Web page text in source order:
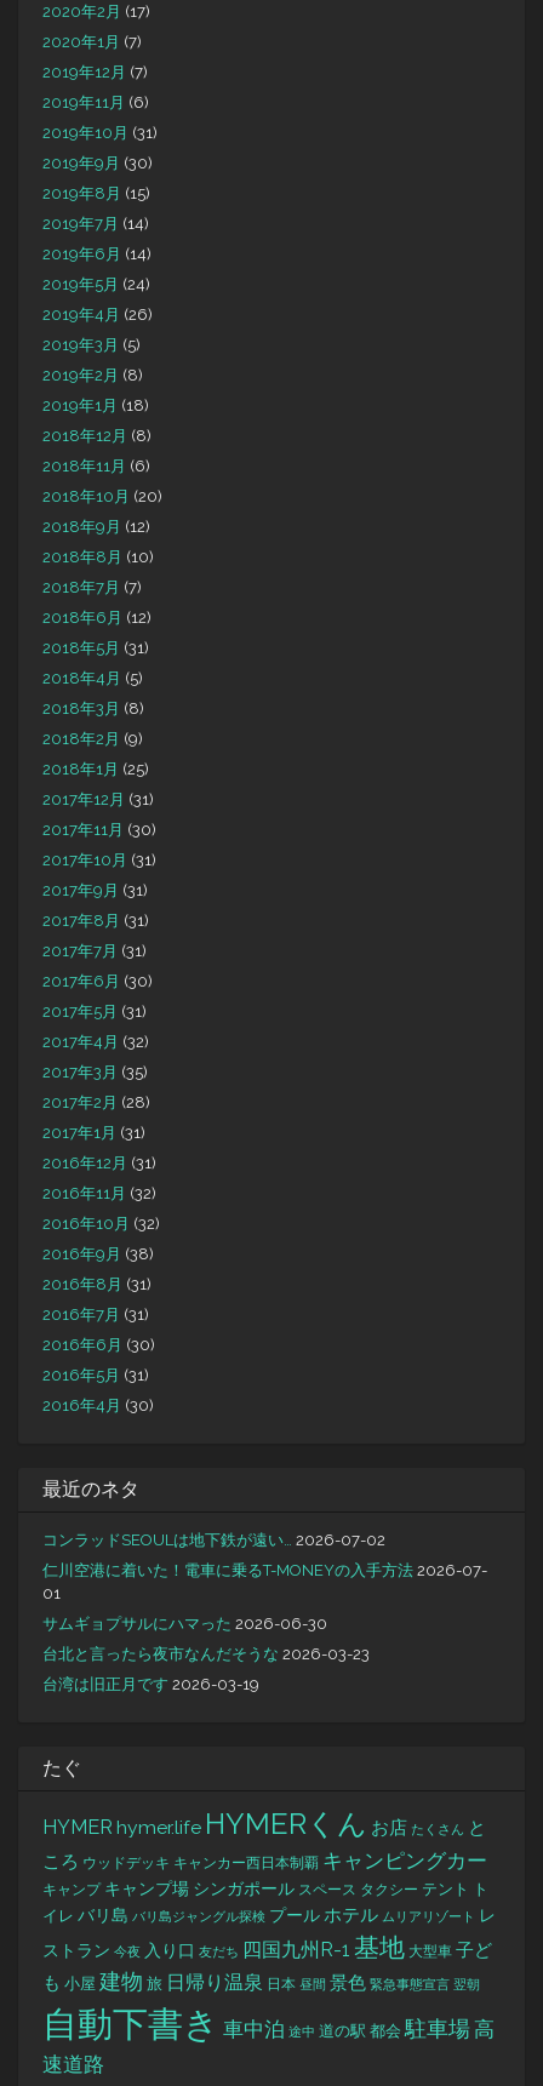
2020年2月 (17)
2020年1月 (7)
2019年12月 (7)
2019年11月 (6)
2019年10月 (31)
2019年9月 (30)
2019年8月 (15)
2019年7月 (14)
2019年6月 (14)
2019年5月 (24)
2019年4月 (26)
2019年3月 (5)
2019年2月 (8)
2019年1月 (18)
2018年12月 (8)
2018年11月 (6)
2018年10月 (20)
2018年9月 (12)
2018年8月 (10)
2018年7月 (7)
2018年6月 (12)
2018年5月 (31)
2018年4月 (5)
2018年3月 (8)
2018年2月 (9)
2018年1月 (25)
2017年12月 (31)
2017年11月 (30)
2017年10月 (31)
2017年9月 (31)
2017年8月 (31)
2017年7月 (31)
2017年6月 (30)
2017年5月 (31)
2017年4月 (32)
2017年3月 (35)
2017年2月 (28)
2017年1月 (31)
2016年12月 (31)
2016年11月 (32)
2016年10月 (32)
2016年9月 (38)
2016年8月 (31)
2016年7月 (31)
2016年6月 (30)
2016年5月 (31)
2016年4月 (30)
最近のネタ
コンラッドSEOULは地下鉄が遠い…
2026-07-02
仁川空港に着いた！電車に乗るT-MONEYの入手方法 2026-07-
01
サムギョプサルにハマった 2026-06-30
台北と言ったら夜市なんだそうな 2026-03-23
台湾は旧正月です 2026-03-19
たぐ
HYMER hymer.life HYMERくん お店 たくさん と
ころ ウッドデッキ キャンカー西日本制覇 キャンピングカー
キャンプ キャンプ場 シンガポール スペース タクシー テント
ト
イレ バリ島 バリ島ジャングル探検 プールホテル ムリアリゾート
レ
ストラン 今夜 入り口 友だち 四国九州R-1 基地 大型車 子ど
も 小屋 建物 旅 日帰り温泉 日本 昼間 景色 緊急事態宣言 翌朝
自動下書き 車中泊 途中 道の駅 都会 駐車場高
速道路